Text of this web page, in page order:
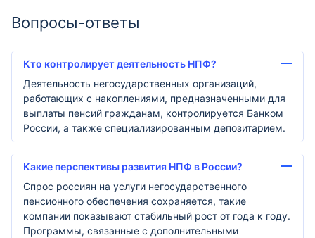
Вопросы-ответы
Кто контролирует деятельность НПФ?
Деятельность негосударственных организаций,
работающих с накоплениями, предназначенными для
выплаты пенсий гражданам, контролируется Банком
России, а также специализированным депозитарием.
Какие перспективы развития НПФ в России?
Спрос россиян на услуги негосударственного
пенсионного обеспечения сохраняется, такие
компании показывают стабильный рост от года к году.
Программы, связанные с дополнительными